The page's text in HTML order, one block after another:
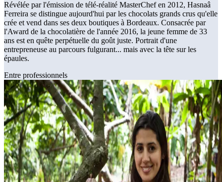
Révélée par l'émission de télé-réalité MasterChef en 2012, Hasnaâ
Ferreira se distingue aujourd'hui par les chocolats grands crus qu'elle
crée et vend dans ses deux boutiques à Bordeaux. Consacrée par
l'Award de la chocolatière de l'année 2016, la jeune femme de 33
ans est en quête perpétuelle du goût juste. Portrait d'une
entrepreneuse au parcours fulgurant... mais avec la tête sur les
épaules.
Entre professionnels